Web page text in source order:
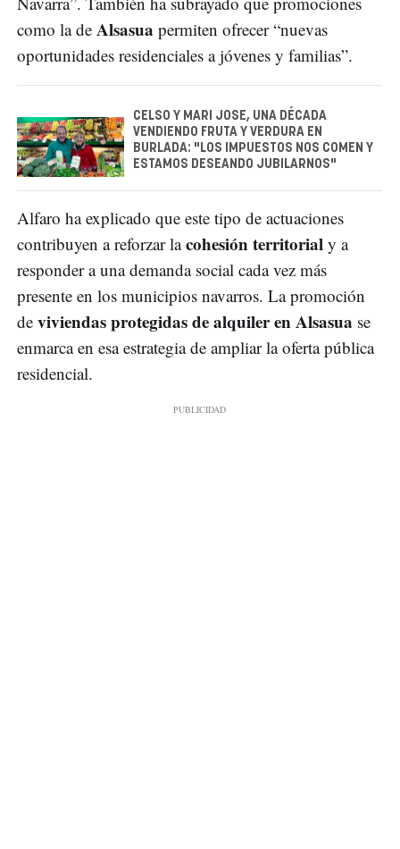
como la de Alsasua permiten ofrecer “nuevas
oportunidades residenciales a jóvenes y familias”.
CELSO Y MARI JOSE, UNA DÉCADA
VENDIENDO FRUTA Y VERDURA EN
BURLADA: "LOS IMPUESTOS NOS COMEN Y
ESTAMOS DESEANDO JUBILARNOS"
Alfaro ha explicado que este tipo de actuaciones
contribuyen a reforzar lacohesión territorial y a
responder a una demanda social cada vez más
presente en los municipios navarros. La promoción
de viviendas protegidas de alquiler en Alsasua se
enmarca en esa estrategia de ampliar la oferta pública
residencial.